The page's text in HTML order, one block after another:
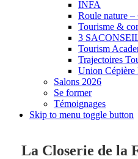
INFA
Roule nature
Tourisme &
3
Tourism
Trajectoires
Union
Salons 2026
Se former
Témoignages
Skip to menu toggle button
La Closerie de la